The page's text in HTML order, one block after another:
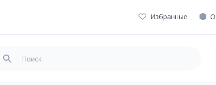
Избранные